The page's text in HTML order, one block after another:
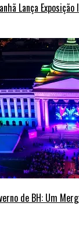
Lança
de BH: Um